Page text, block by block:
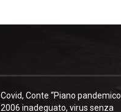
Covid, Conte “Piano pandemico
2006 inadeguato, virus senza